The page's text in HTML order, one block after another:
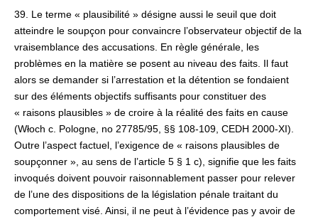
39. Le terme « plausibilité » désigne aussi le seuil que doit
atteindre le soupçon pour convaincre l’observateur objectif de la
vraisemblance des accusations. En règle générale, les
problèmes en la matière se posent au niveau des faits. Il faut
alors se demander si l’arrestation et la détention se fondaient
sur des éléments objectifs suffisants pour constituer des
« raisons plausibles » de croire à la réalité des faits en cause
(Włoch c. Pologne, no 27785/95, §§ 108‑109, CEDH 2000-XI).
Outre l’aspect factuel, l’exigence de « raisons plausibles de
soupçonner », au sens de l’article 5 § 1 c), signifie que les faits
invoqués doivent pouvoir raisonnablement passer pour relever
de l’une des dispositions de la législation pénale traitant du
comportement visé. Ainsi, il ne peut à l’évidence pas y avoir de